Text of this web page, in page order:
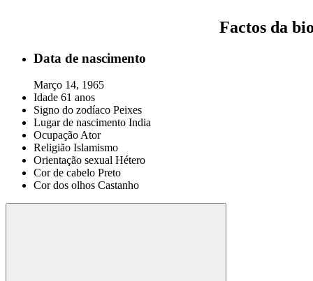
Factos da
Data de nascimento
Março 14, 1965
Idade 61 anos
Signo do zodíaco Peixes
Lugar de nascimento India
OcupaçãoAtor
Religião Islamismo
Orientação sexual Hétero
Cor de cabelo Preto
Cor dos olhos Castanho